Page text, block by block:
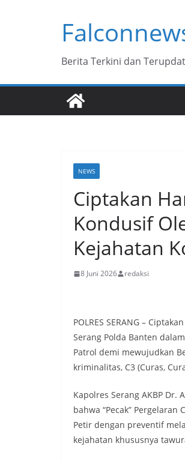
Berita Terkini dan
NEWS
Ciptakan
Kondusif
Kejahatan
8 Juni 2026 redaksi
POLRES SERANG –
Serang Polda Banten
Patrol demi mewujudkan
kriminalitas, C3 (Curas,
Kapolres Serang AKBP Dr.
bahwa “Pecak”
Petir dengan preventif
kejahatan khususnya